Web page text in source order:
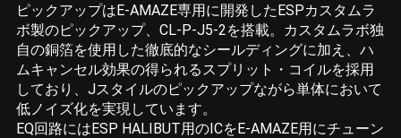
ピックアップはE-AMAZE専用に開発したESPカスタムラ
ボ製のピックアップ、CL-P-J5-2を搭載。カスタムラボ独
自の銅箔を使用した徹底的なシールディングに加え、ハ
ムキャンセル効果の得られるスプリット・コイルを採用
しており、Jスタイルのピックアップながら単体において
低ノイズ化を実現しています。
EQ回路にはESP HALIBUT用のICをE-AMAZE用にチューン